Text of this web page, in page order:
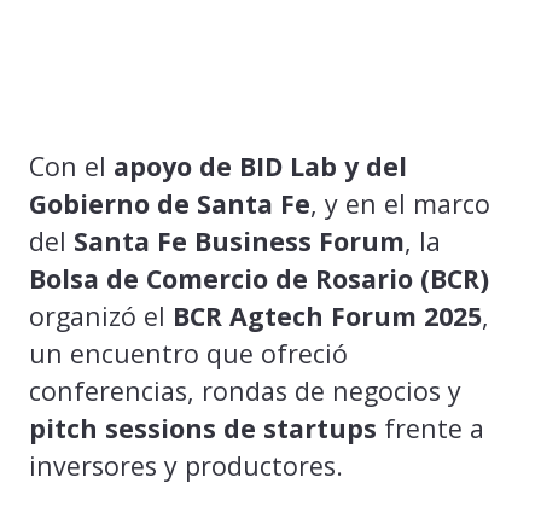
Con el apoyo de BID Lab y del
Gobierno de Santa Fe, y en el marco
del Santa Fe Business Forum, la
Bolsa de Comercio de Rosario (BCR)
organizó el BCR Agtech Forum 2025,
un encuentro que ofreció
conferencias, rondas de negocios y
pitch sessions de startups frente a
inversores y productores.